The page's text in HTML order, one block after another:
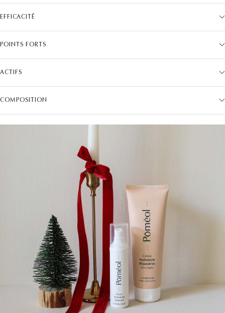
EFFICACITÉ
POINTS FORTS
ACTIFS
COMPOSITION